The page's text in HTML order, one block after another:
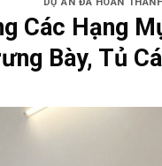
Các Hạng
Bày, Tủ